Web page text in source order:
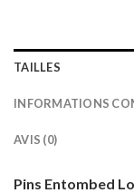
TAILLES
INFORMATIONS
AVIS (0)
Pins Entombed